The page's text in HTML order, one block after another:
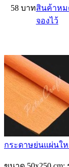
58 บาทสินค้าห
จองไว้
กระดาษย่นแผ่นใ